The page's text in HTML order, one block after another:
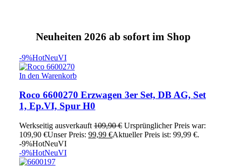
Neuheiten 2026 ab sofort im Shop
-9%HotNeuVI
In den Warenkorb
Roco 6600270 Erzwagen 3er Set, DB AG, Set
1, Ep.VI, Spur H0
Werkseitig ausverkauft 109,90€ Ursprünglicher Preis war:
109,90 €Unser Preis: 99,99 €Aktueller Preis ist: 99,99 €.
-9%HotNeuVI
-9%HotNeuVI